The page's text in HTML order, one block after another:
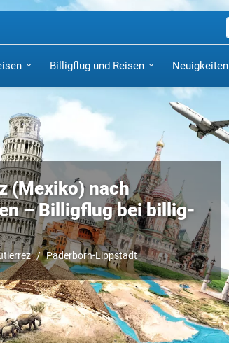
Billigflug und Reisen Neuigkeiten
(Mexiko) nach
– Billigflug bei billig-
Paderborn-Lippstadt